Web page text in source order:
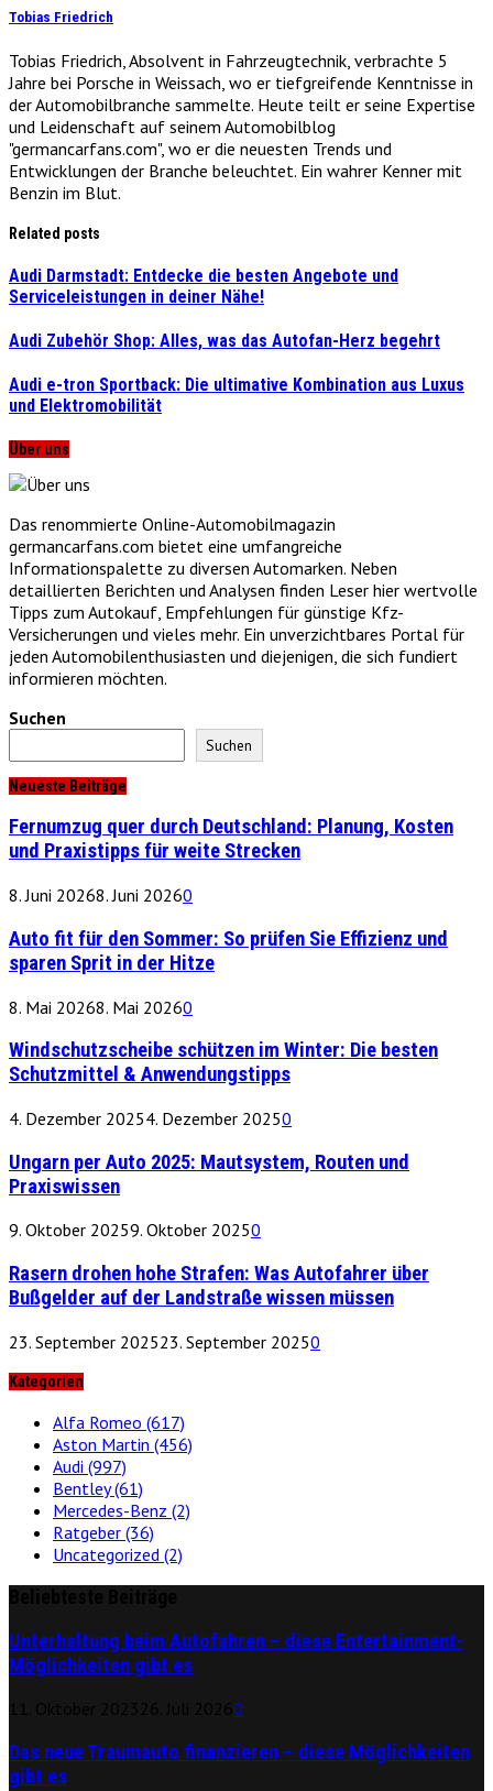
Tobias Friedrich
Tobias Friedrich, Absolvent in Fahrzeugtechnik, verbrachte 5
Jahre bei Porsche in Weissach, wo er tiefgreifende Kenntnisse in
der Automobilbranche sammelte. Heute teilt er seine Expertise
und Leidenschaft auf seinem Automobilblog
"germancarfans.com", wo er die neuesten Trends und
Entwicklungen der Branche beleuchtet. Ein wahrer Kenner mit
Benzin im Blut.
Related posts
Audi Darmstadt: Entdecke die besten Angebote und
Serviceleistungen in deiner Nähe!
Audi Zubehör Shop: Alles, was das Autofan-Herz begehrt
Audi e-tron Sportback: Die ultimative Kombination aus Luxus
und Elektromobilität
Über uns
Das renommierte Online-Automobilmagazin
germancarfans.com bietet eine umfangreiche
Informationspalette zu diversen Automarken. Neben
detaillierten Berichten und Analysen finden Leser hier wertvolle
Tipps zum Autokauf, Empfehlungen für günstige Kfz-
Versicherungen und vieles mehr. Ein unverzichtbares Portal für
jeden Automobilenthusiasten und diejenigen, die sich fundiert
informieren möchten.
Suchen
Suchen
Neueste Beiträge
Fernumzug quer durch Deutschland: Planung, Kosten
und Praxistipps für weite Strecken
8. Juni 20268. Juni 20260
Auto fit für den Sommer: So prüfen Sie Effizienz und
sparen Sprit in der Hitze
8. Mai 20268. Mai 20260
Windschutzscheibe schützen im Winter: Die besten
Schutzmittel & Anwendungstipps
4. Dezember 20254. Dezember 20250
Ungarn per Auto 2025: Mautsystem, Routen und
Praxiswissen
9. Oktober 20259. Oktober 20250
Rasern drohen hohe Strafen: Was Autofahrer über
Bußgelder auf der Landstraße wissen müssen
23. September 202523. September 20250
Kategorien
Alfa Romeo (617)
Aston Martin (456)
Audi (997)
Bentley(61)
Mercedes-Benz (2)
Ratgeber (36)
Uncategorized (2)
Unterhaltung beim Autofahren – diese Entertainment-
Möglichkeiten gibt es
0
Das neue Traumauto finanzieren – diese Möglichkeiten
gibt es